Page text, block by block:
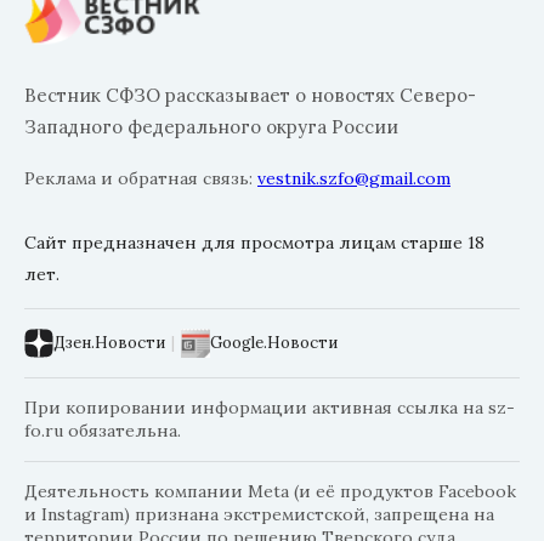
Вестник СФЗО рассказывает о новостях Северо-
Западного федерального округа России
Реклама и обратная связь: vestnik.szfo@gmail.com
Сайт предназначен для просмотра лицам старше 18
лет.
Дзен.Новости | Google.Новости
При копировании информации активная ссылка на sz-
fo.ru обязательна.
Деятельность компании Meta (и её продуктов Facebook
и Instagram) признана экстремистской, запрещена на